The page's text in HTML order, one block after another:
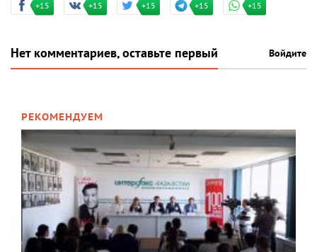
+15 +15 +15 +15 +15
Нет комментариев, оставьте первый Войдите
РЕКОМЕНДУЕМ